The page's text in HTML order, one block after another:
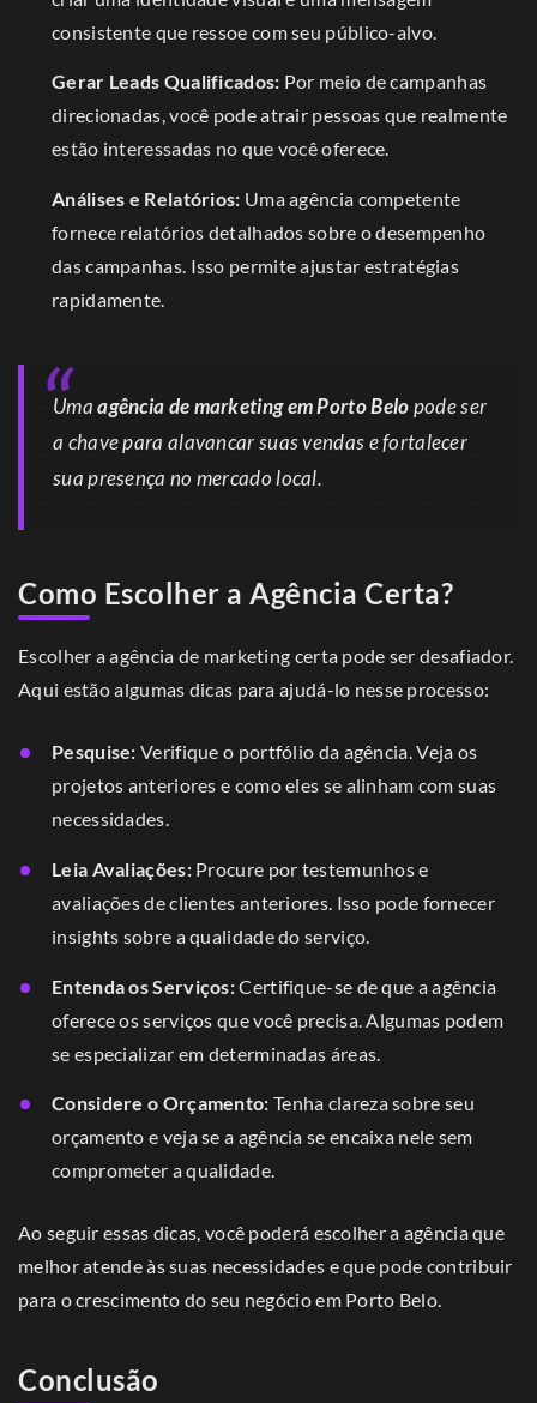
consistente que ressoe com seu público-alvo.
Gerar Leads Qualificados: Por meio de campanhas
direcionadas, você pode atrair pessoas que realmente
estão interessadas no que você oferece.
Análises e Relatórios: Uma agência competente
fornece relatórios detalhados sobre o desempenho
das campanhas. Isso permite ajustar estratégias
rapidamente.
Umaagência de marketing em Porto Belopode ser
a chave para alavancar suas vendas e fortalecer
sua presença no mercado local.
Como Escolher a Agência Certa?
Escolher a agência de marketing certa pode ser desafiador.
Aqui estão algumas dicas para ajudá-lo nesse processo:
Pesquise: Verifique o portfólio da agência. Veja os
projetos anteriores e como eles se alinham com suas
necessidades.
Leia Avaliações:Procure por testemunhos e
avaliações de clientes anteriores. Isso pode fornecer
insights sobre a qualidade do serviço.
Entenda os Serviços:Certifique-se de que a agência
oferece os serviços que você precisa. Algumas podem
se especializar em determinadas áreas.
Considere o Orçamento: Tenha clareza sobre seu
orçamento e veja se a agência se encaixa nele sem
comprometer a qualidade.
Ao seguir essas dicas, você poderá escolher a agência que
melhor atende às suas necessidades e que pode contribuir
para o crescimento do seu negócio em Porto Belo.
Conclusão